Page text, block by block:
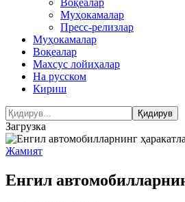
Воқеалар
Муҳокамалар
Пресс-релизлар
Муҳокамалар
Воқеалар
Махсус лойиҳалар
На русском
Кириш
Загрузка
Жамият
Енгил